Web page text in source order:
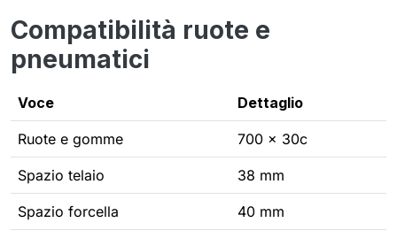
Compatibilità ruote e
pneumatici
Voce Dettaglio
Ruote e gomme 700 x 30c
Spazio telaio 38 mm
Spazio forcella 40 mm